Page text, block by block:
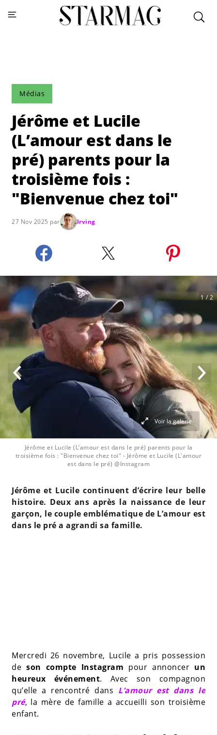
Médias
Jérôme et Lucile
(L’amour est dans le
pré) parents pour la
troisième fois :
"Bienvenue chez toi"
27 Nov 2025 par Irving
Jérôme et Lucile (L’amour est dans le pré) parents pour la
troisième fois : "Bienvenue chez toi" - Jérôme et Lucile (L'amour
est dans le pré) @Instagram
1 / 2
Voir la galerie
Jérôme et Lucile continuent d’écrire leur belle
histoire. Deux ans après la naissance de leur
garçon, le couple emblématique de L’amour est
dans le pré a agrandi sa famille.
Mercredi 26 novembre, Lucile a pris possession
de son compte Instagram pour annoncer un
heureux événement. Avec son compagnon
qu’elle a rencontré dans L’amour est dans le
pré, la mère de famille a accueilli son troisième
enfant.